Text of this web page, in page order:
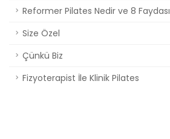
Reformer Pilates Nedir ve 8 Faydası
Size Özel
Çünkü Biz
Fizyoterapist İle Klinik Pilates